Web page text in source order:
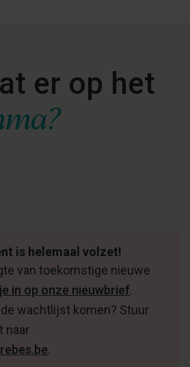
er op het
is helemaal volzet!
van toekomstige nieuwe
in op onze nieuwbrief.
wachtlijst komen? Stuur
naar
.